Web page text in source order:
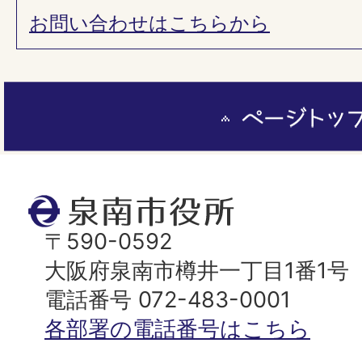
お問い合わせはこちらから
泉
南
市
役
所
〒590-0592
大阪府泉南市樽井一丁目1番1号
電話番号 072-483-0001
各部署の電話番号はこちら